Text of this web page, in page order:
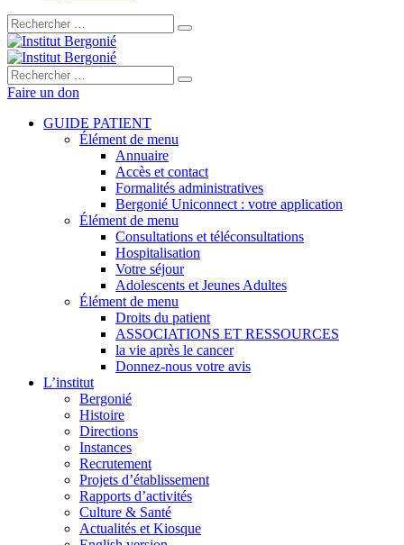
Rechercher :
Rechercher :
Faire un don
GUIDE PATIENT
Élément de menu
Annuaire
Accès et contact
Formalités administratives
Bergonié Uniconnect : votre application
Élément de menu
Consultations et téléconsultations
Hospitalisation
Votre séjour
Adolescents et Jeunes Adultes
Élément de menu
Droits du patient
ASSOCIATIONS ET RESSOURCES
la vie après le cancer
Donnez-nous votre avis
L’institut
Bergonié
Histoire
Directions
Instances
Recrutement
Projets d’établissement
Rapports d’activités
Culture & Santé
Actualités et Kiosque